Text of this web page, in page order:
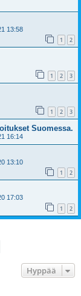
13:58
1 2
1 2 3
1 2 3
Suomessa.
16:14
13:10
1 2
17:03
1 2
Hyppää